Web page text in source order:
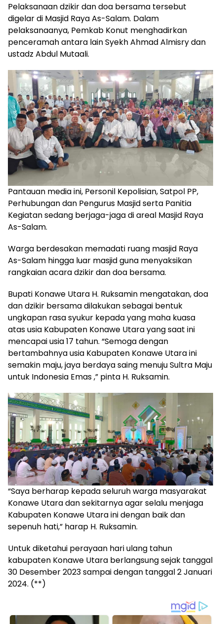
Pelaksanaan dzikir dan doa bersama tersebut
digelar di Masjid Raya As-Salam. Dalam
pelaksanaanya, Pemkab Konut menghadirkan
penceramah antara lain Syekh Ahmad Almisry dan
ustadz Abdul Mutaali.
Pantauan media ini, Personil Kepolisian, Satpol PP,
Perhubungan dan Pengurus Masjid serta Panitia
Kegiatan sedang berjaga-jaga di areal Masjid Raya
As-Salam.
Warga berdesakan memadati ruang masjid Raya
As-Salam hingga luar masjid guna menyaksikan
rangkaian acara dzikir dan doa bersama.
Bupati Konawe Utara H. Ruksamin mengatakan, doa
dan dzikir bersama dilakukan sebagai bentuk
ungkapan rasa syukur kepada yang maha kuasa
atas usia Kabupaten Konawe Utara yang saat ini
mencapai usia 17 tahun. “Semoga dengan
bertambahnya usia Kabupaten Konawe Utara ini
semakin maju, jaya berdaya saing menuju Sultra Maju
untuk Indonesia Emas ,” pinta H. Ruksamin.
“Saya berharap kepada seluruh warga masyarakat
Konawe Utara dan sekitarnya agar selalu menjaga
Kabupaten Konawe Utara ini dengan baik dan
sepenuh hati,” harap H. Ruksamin.
Untuk diketahui perayaan hari ulang tahun
kabupaten Konawe Utara berlangsung sejak tanggal
30 Desember 2023 sampai dengan tanggal 2 Januari
2024. (**)